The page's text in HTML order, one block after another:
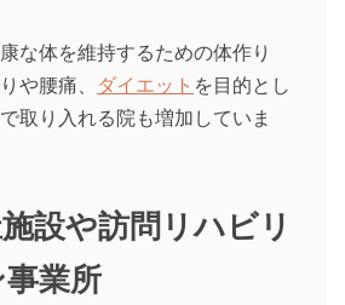
な体を維持するための体作り
や腰痛、 ダイエット を目的とし
取り入れる院も増加していま
設や訪問リハビリ
業所